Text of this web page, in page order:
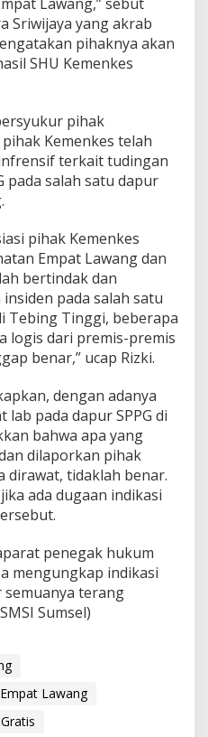
Sriwijaya yang akrab
pihaknya akan
SHU Kemenkes
pihak
Kemenkes telah
terkait tudingan
pada salah satu dapur
pihak Kemenkes
Empat Lawang dan
bertindak dan
pada salah satu
Tebing Tinggi, beberapa
logis dari premis-premis
benar,” ucap Rizki.
dengan adanya
pada dapur SPPG di
bahwa apa yang
dilaporkan pihak
dirawat, tidaklah benar.
ada dugaan indikasi
penegak hukum
mengungkap indikasi
semuanya terang
Sumsel)
Lawang